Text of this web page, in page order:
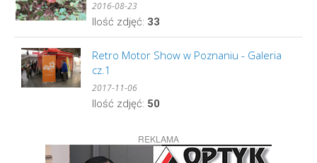
2016-08-23
Ilość zdjęć: 33
Retro Motor Show w Poznaniu - Galeria
cz.1
2017-11-06
Ilość zdjęć: 50
REKLAMA